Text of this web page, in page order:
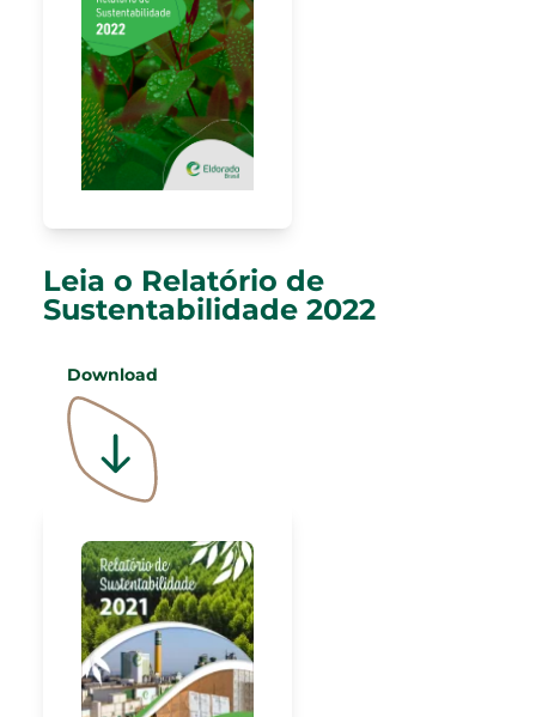
Leia o Relatório de
Sustentabilidade 2022
Download